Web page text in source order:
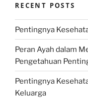
RECENT POSTS
Pentingnya
Peran Ayah dalam
Pengetahuan
Pentingnya
Keluarga